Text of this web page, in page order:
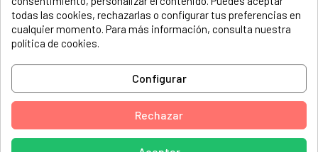
El número de modelo lo encontrarás en la etiqueta de tu
electrodoméstico. Suele estar formado por números y
letras.
Abrazadera metalica atornillable 32x50mm
todas las cookies, rechazarlas o configurar tus preferencias en
cualquier momento. Para más información, consulta nuestra
política de cookies.
Configurar
Rechazar